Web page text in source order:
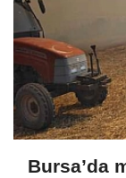
Bursa’da